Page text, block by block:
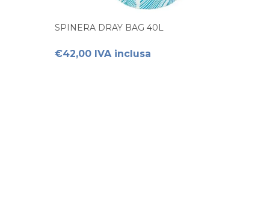
SPINERA DRAY BAG 40L
€42,00 IVA inclusa